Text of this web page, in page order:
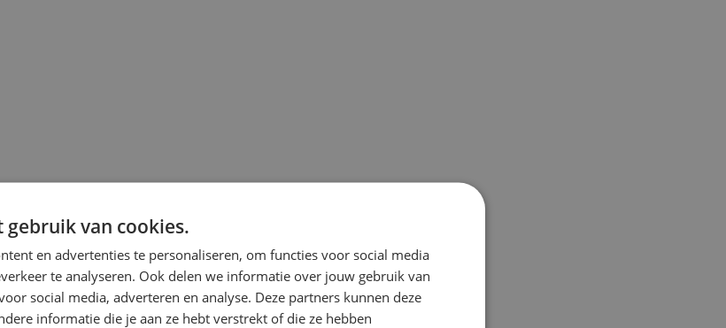
op de middelbare school
gebruik van cookies.
en advertenties te personaliseren, om functies voor social media
te analyseren. Ook delen we informatie over jouw gebruik van
social media, adverteren en analyse. Deze partners kunnen deze
informatie die je aan ze hebt verstrekt of die ze hebben